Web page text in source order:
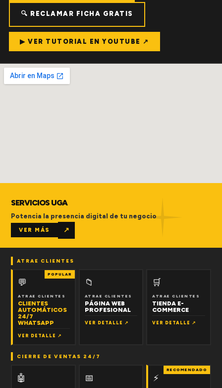
🔍 RECLAMAR FICHA GRATIS
▶ VER TUTORIAL EN YOUTUBE ↗
SERVICIOS UGA
Potencia la presencia digital de tu negocio
VER MÁS ↗
ATRAE CLIENTES
POPULAR
💬
ATRAE CLIENTES
CLIENTES
AUTOMÁTICOS
24/7
WHATSAPP
VER DETALLE ↗
📁
ATRAE CLIENTES
PÁGINA WEB
PROFESIONAL
VER DETALLE ↗
🛒
ATRAE CLIENTES
TIENDA E-
COMMERCE
VER DETALLE ↗
CIERRE DE VENTAS 24/7
🤖 📅
RECOMENDADO
⚡